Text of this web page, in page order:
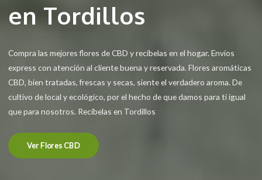
en Tordillos
Compra las mejores flores de CBD y recíbelas en el hogar. Envíos
express con atención al cliente buena y reservada. Flores aromáticas
CBD, bien tratadas, frescas y secas, siente el verdadero aroma. De
cultivo de local y ecológico, por el hecho de que damos para ti igual
que para nosotros. Recíbelas en Tordillos
Ver Flores CBD